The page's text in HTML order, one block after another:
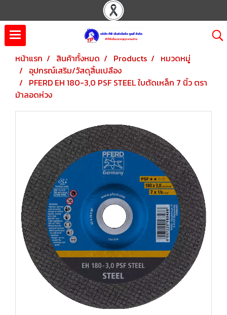
หน้าแรก สินค้าทั้งหมด Products
หมวดหมู่
อุปกรณ์เสริม/วัสดุสิ้นเปลือง
PFERD EH 180-3,0 PSF STEEL ใบตัดเหล็ก 7 นิ้ว ตรา
ม้าลอดห่วง